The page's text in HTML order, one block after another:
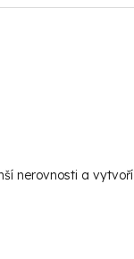
nerovnosti a vytvoří